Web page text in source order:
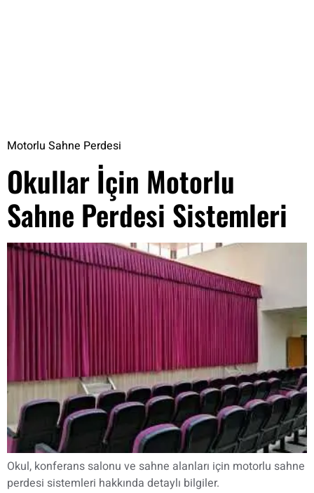
Motorlu Sahne Perdesi
Okullar İçin Motorlu
Sahne Perdesi Sistemleri
Okul, konferans salonu ve sahne alanları için motorlu sahne
perdesi sistemleri hakkında detaylı bilgiler.